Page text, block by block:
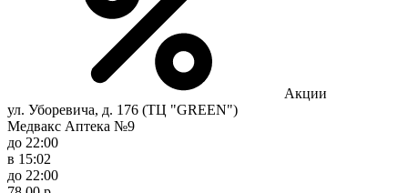
Акции
ул. Уборевича, д. 176 (ТЦ "GREEN")
Медвакс Аптека №9
до 22:00
в 15:02
до 22:00